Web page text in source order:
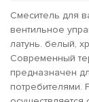
Смеситель для
вентильное
латунь. белый,
Современный
предназначен
потребителями.